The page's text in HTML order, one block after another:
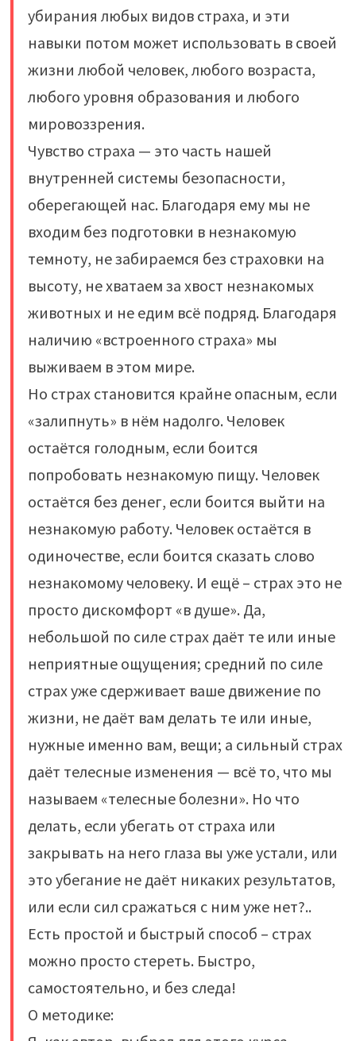
убирания любых видов страха, и эти
навыки потом может использовать в своей
жизни любой человек, любого возраста,
любого уровня образования и любого
мировоззрения.
Чувство страха — это часть нашей
внутренней системы безопасности,
оберегающей нас. Благодаря ему мы не
входим без подготовки в незнакомую
темноту, не забираемся без страховки на
высоту, не хватаем за хвост незнакомых
животных и не едим всё подряд. Благодаря
наличию «встроенного страха» мы
выживаем в этом мире.
Но страх становится крайне опасным, если
«залипнуть» в нём надолго. Человек
остаётся голодным, если боится
попробовать незнакомую пищу. Человек
остаётся без денег, если боится выйти на
незнакомую работу. Человек остаётся в
одиночестве, если боится сказать слово
незнакомому человеку. И ещё – страх это не
просто дискомфорт «в душе». Да,
небольшой по силе страх даёт те или иные
неприятные ощущения; средний по силе
страх уже сдерживает ваше движение по
жизни, не даёт вам делать те или иные,
нужные именно вам, вещи; а сильный страх
даёт телесные изменения — всё то, что мы
называем «телесные болезни». Но что
делать, если убегать от страха или
закрывать на него глаза вы уже устали, или
это убегание не даёт никаких результатов,
или если сил сражаться с ним уже нет?..
Есть простой и быстрый способ – страх
можно просто стереть. Быстро,
самостоятельно, и без следа!
О методике: